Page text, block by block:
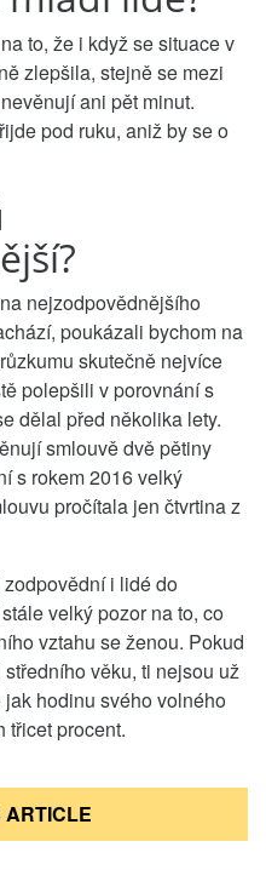
to, že i když se situace v
zlepšila, stejně se mezi
ani pět minut.
pod ruku, aniž by se o
nejzodpovědnějšího
poukázali bychom na
skutečně nejvíce
polepšili v porovnání s
dělal před několika lety.
smlouvě dvě pětiny
s rokem 2016 velký
pročítala jen čtvrtina z
i lidé do
velký pozor na to, co
vztahu se ženou. Pokud
věku, ti nejsou už
hodinu svého volného
třicet procent.
ARTICLE